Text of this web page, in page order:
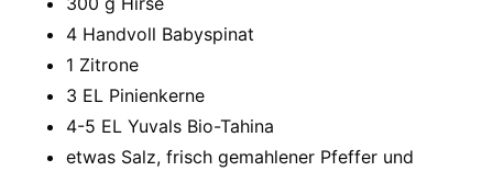
4 Handvoll Babyspinat
1 Zitrone
3 EL Pinienkerne
4-5 EL Yuvals Bio-Tahina
etwas Salz, frisch gemahlener Pfeffer und